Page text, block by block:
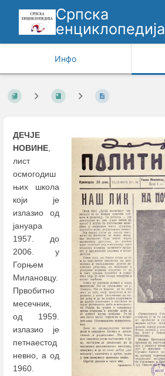
Српска
енциклопедија
Инфо
ДЕЧЈЕ
НОВИНЕ,
лист
осмогодиш
њих школа
који је
излазио од
јануара
1957. до
2006. у
Горњем
Милановцу.
Првобитно
месечник,
од 1959.
излазио је
петнаестод
невно, а од
1960.